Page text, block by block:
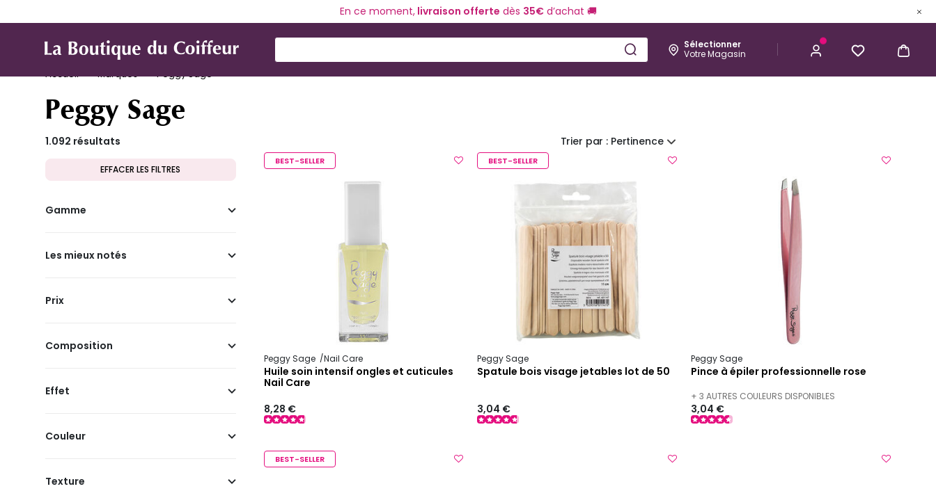
En ce moment,livraison offerte dès 35€d’achat 🚚
Sélectionner
Votre Magasin
Marques Produit de coiffure Esthétique Homme
Kérastase
Accueil
Marques Peggy Sage
Peggy Sage
Trier par : Pertinence
1.092 résultats
EFFACER LES FILTRES
Gamme
Les mieux notés
Prix
Composition
Effet
Couleur
Texture
BEST-SELLER
Peggy Sage Nail Care
Huile soin intensif ongles et cuticules
Nail Care
8,28 €
BEST-SELLER
Peggy Sage
Spatule bois visage jetables lot de 50
3,04 €
Peggy Sage
Pince à épiler professionnelle rose
+ 3 AUTRES COULEURS DISPONIBLES
3,04 €
BEST-SELLER